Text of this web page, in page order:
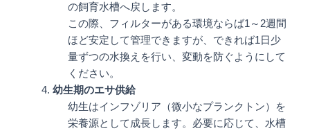
の飼育水槽へ戻します。
この際、フィルターがある環境ならば1～2週間
ほど安定して管理できますが、できれば1日少
量ずつの水換えを行い、変動を防ぐようにして
ください。
幼生期のエサ供給
幼生はインフゾリア（微小なプランクトン）を
栄養源として成長します。必要に応じて、水槽